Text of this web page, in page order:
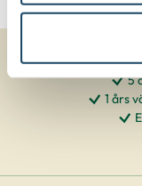
5
1 års